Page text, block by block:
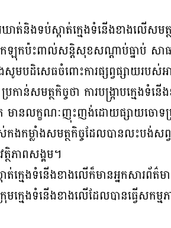
ត់និងទប់ស្កាត់ក្មេងទំនើងខាងលើសមត្
កឡុកប៉ះពាល់សន្តិសុខសណ្តាប់ធ្នាប់ ស
សូមបដិសេធចំពោះការផ្សព្វផ្សាយរបស់
កាន់សមត្ថកិច្ចថា ការបង្រ្កាបក្មេង
មានលក្ខណៈញុះញង់ដោយផ្សាយចោទប្
កងកម្លាំងសមត្ថកិច្ចដែលបានលះបង់ស
ថិភាពសង្គម។
ាត់ក្មេងទំនើងខាងលើក៏មានអ្នកសា
ក្មេងទំនើងខាងលើដែលបានធ្វើសកម្